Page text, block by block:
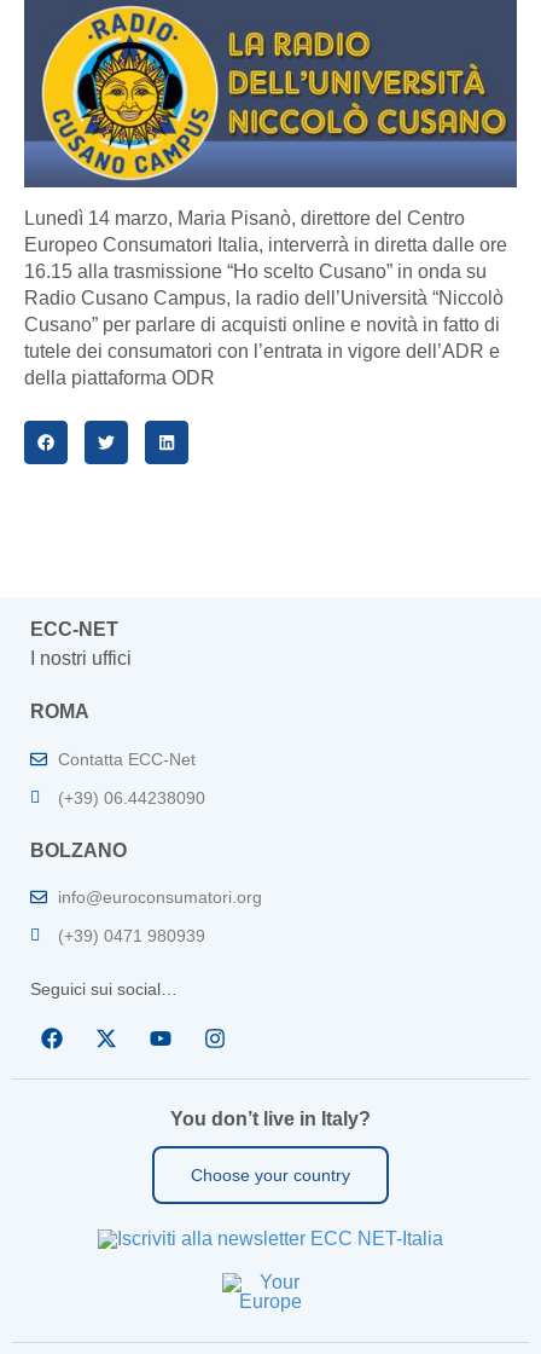
Lunedì 14 marzo, Maria Pisanò, direttore del Centro
Europeo Consumatori Italia, interverrà in diretta dalle ore
16.15 alla trasmissione “Ho scelto Cusano” in onda su
Radio Cusano Campus, la radio dell’Università “Niccolò
Cusano” per parlare di acquisti online e novità in fatto di
tutele dei consumatori con l’entrata in vigore dell’ADR e
della piattaforma ODR
ECC-NET
I nostri uffici
ROMA
Contatta ECC-Net
(+39) 06.44238090
BOLZANO
info@euroconsumatori.org
(+39) 0471 980939
Seguici sui social…
You don’t live in Italy?
Choose your country